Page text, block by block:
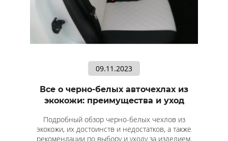
09.11.2023
Все о черно-белых авточехлах из
экокожи: преимущества и уход
Подробный обзор черно-белых чехлов из
экокожи, их достоинств и недостатков, а также
рекомендации по выбору и уходу за изделием.